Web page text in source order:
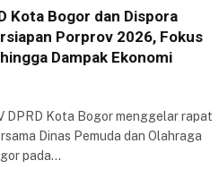
Kota Bogor dan Dispora
Porprov 2026, Fokus
Dampak Ekonomi
DPRD Kota Bogor menggelar rapat
Dinas Pemuda dan Olahraga
pada…